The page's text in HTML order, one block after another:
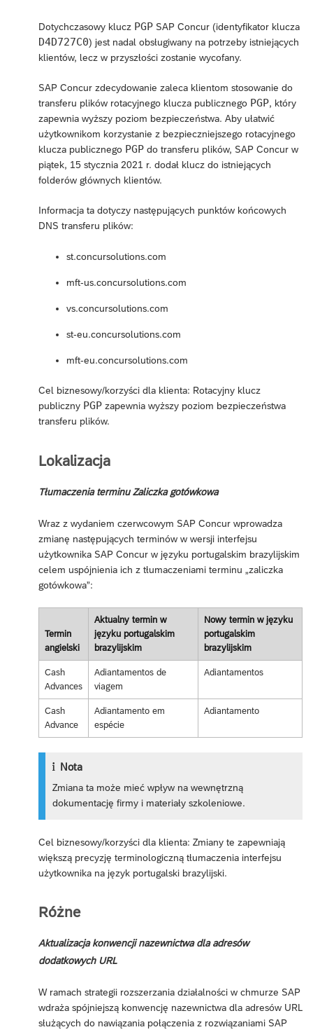
Dotychczasowy klucz PGP SAP Concur (identyfikator klucza
D4D727C0) jest nadal obsługiwany na potrzeby istniejących
klientów, lecz w przyszłości zostanie wycofany.
SAP Concur zdecydowanie zaleca klientom stosowanie do
transferu plików rotacyjnego klucza publicznego PGP, który
zapewnia wyższy poziom bezpieczeństwa. Aby ułatwić
użytkownikom korzystanie z bezpieczniejszego rotacyjnego
klucza publicznego PGP do transferu plików, SAP Concur w
piątek, 15 stycznia 2021 r. dodał klucz do istniejących
folderów głównych klientów.
Informacja ta dotyczy następujących punktów końcowych
DNS transferu plików:
st.concursolutions.com
mft-us.concursolutions.com
vs.concursolutions.com
st-eu.concursolutions.com
mft-eu.concursolutions.com
Cel biznesowy/korzyści dla klienta: Rotacyjny klucz
publiczny PGP zapewnia wyższy poziom bezpieczeństwa
transferu plików.
Lokalizacja
Tłumaczenia terminu Zaliczka gotówkowa
Wraz z wydaniem czerwcowym SAP Concur wprowadza
zmianę następujących terminów w wersji interfejsu
użytkownika SAP Concur w języku portugalskim brazylijskim
celem uspójnienia ich z tłumaczeniami terminu „zaliczka
gotówkowa”:
Termin
angielski
Aktualny termin w
języku portugalskim
brazylijskim
Nowy termin w języku
portugalskim
brazylijskim
Cash
Advances
Adiantamentos de
viagem
Adiantamentos
Cash
Advance
Adiantamento em
espécie
Adiantamento
Nota
Zmiana ta może mieć wpływ na wewnętrzną
dokumentację firmy i materiały szkoleniowe.
Cel biznesowy/korzyści dla klienta: Zmiany te zapewniają
większą precyzję terminologiczną tłumaczenia interfejsu
użytkownika na język portugalski brazylijski.
Różne
Aktualizacja konwencji nazewnictwa dla adresów
dodatkowych URL
W ramach strategii rozszerzania działalności w chmurze SAP
wdraża spójniejszą konwencję nazewnictwa dla adresów URL
służących do nawiązania połączenia z rozwiązaniami SAP